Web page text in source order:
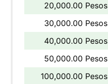
20,000.00 Pesos
30,000.00 Pesos
40,000.00 Pesos
50,000.00 Pesos
100,000.00 Pesos